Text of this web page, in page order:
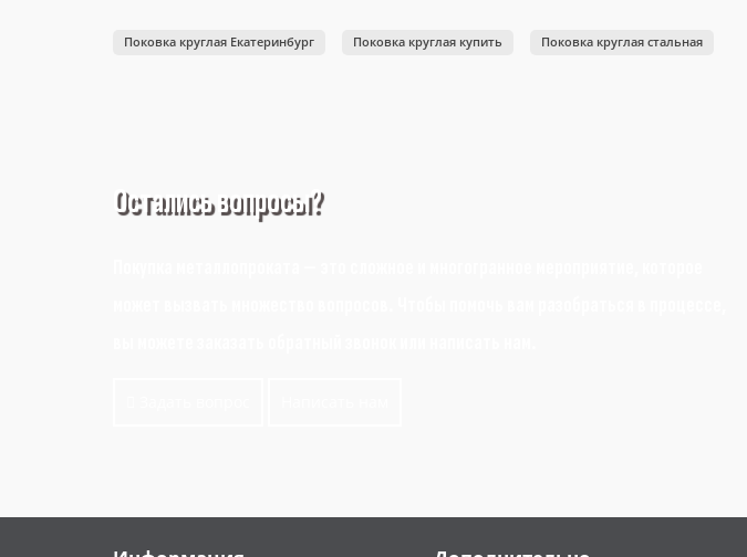
Поковка круглая Екатеринбург Поковка круглая купить Поковка круглая стальная
Остались вопросы?